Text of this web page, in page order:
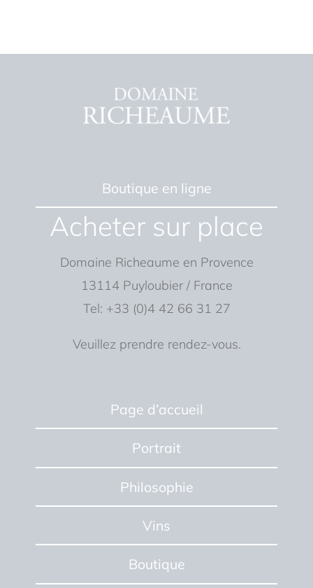
Boutique en ligne
Acheter sur place
Domaine Richeaume en Provence
13114 Puyloubier / France
Tel: +33 (0)4 42 66 31 27
Veuillez prendre rendez-vous.
Page d’accueil
Portrait
Philosophie
Vins
Boutique